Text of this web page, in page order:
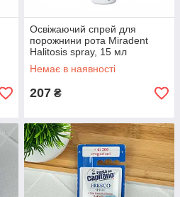
Освіжаючий спрей для
порожнини рота Miradent
Halitosis spray, 15 мл
Немає в наявності
207 ₴